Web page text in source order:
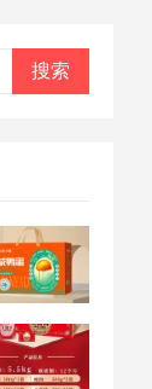
搜索